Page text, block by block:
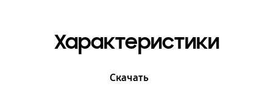
Характеристики
Скачать